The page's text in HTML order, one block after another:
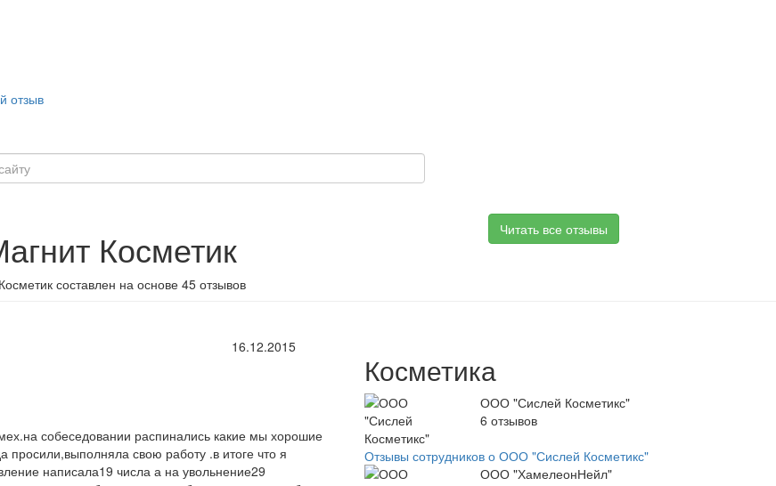
отзыв
Косметик
составлен на основе 45 отзывов
Читать все отзывы
16.12.2015
собеседовании распинались какие мы хорошие
просили,выполняла свою работу .в итоге что я
написала19 числа а на увольнение29
Косметика
ООО "Сислей Косметикс"
6 отзывов
Отзывы сотрудников о ООО "Сислей Косметикс"
ООО "ХамелеонНейл"